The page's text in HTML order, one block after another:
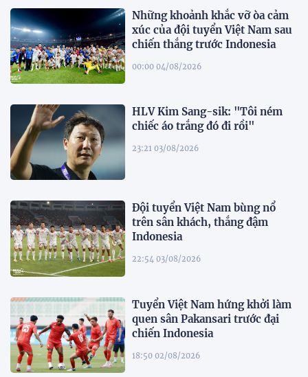
Những khoảnh khắc vỡ òa cảm
xúc của đội tuyển Việt Nam sau
chiến thắng trước Indonesia
00:00 04/08/2026
HLV Kim Sang-sik: "Tôi ném
chiếc áo trắng đó đi rồi"
23:21 03/08/2026
Đội tuyển Việt Nam bùng nổ
trên sân khách, thắng đậm
Indonesia
22:54 03/08/2026
Tuyển Việt Nam hứng khởi làm
quen sân Pakansari trước đại
chiến Indonesia
18:50 02/08/2026